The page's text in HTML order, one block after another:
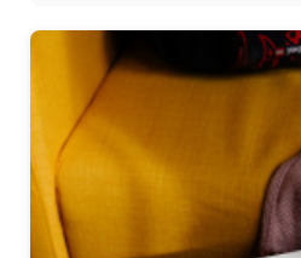
Dachorganisationen
Projekte
Anlaufstelle Nevo Foro (Neue
Stadt)